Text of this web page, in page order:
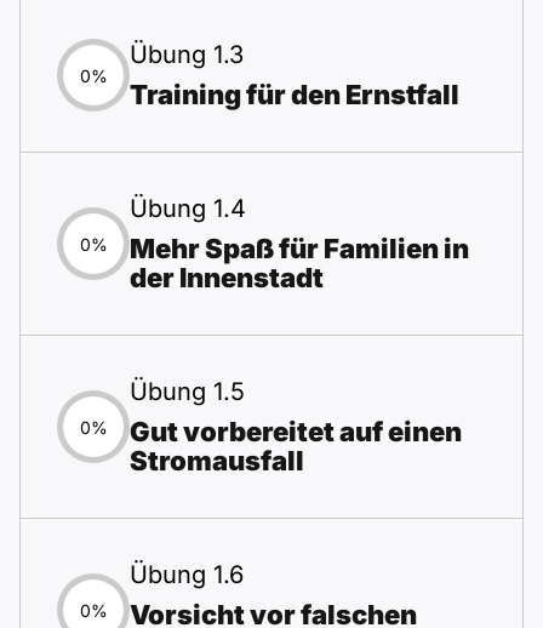
0%
Übung 1.3
Training für den Ernstfall
0%
Übung 1.4
Mehr Spaß für Familien in
der Innenstadt
0%
Übung 1.5
Gut vorbereitet auf einen
Stromausfall
0%
Übung 1.6
Vorsicht vor falschen